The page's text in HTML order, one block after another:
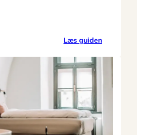
Læs guiden:
sengetøj,
dyner